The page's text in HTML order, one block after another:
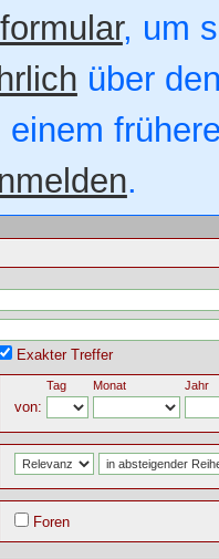
, um
über
.
Exakter Treffer
von:
Tag Monat Jahr
Foren